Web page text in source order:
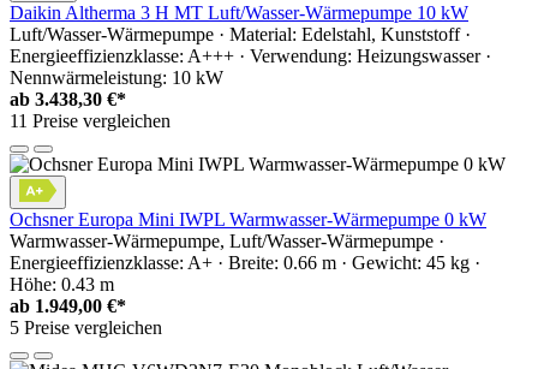
Daikin Altherma 3 H MT Luft/Wasser-Wärmepumpe 10 kW
Luft/Wasser-Wärmepumpe · Material: Edelstahl, Kunststoff ·
Energieeffizienzklasse: A+++ · Verwendung: Heizungswasser ·
Nennwärmeleistung: 10 kW
ab 3.438,30 €*
11 Preise vergleichen
Ochsner Europa Mini IWPL Warmwasser-Wärmepumpe 0 kW
Warmwasser-Wärmepumpe, Luft/Wasser-Wärmepumpe ·
Energieeffizienzklasse: A+ · Breite: 0.66 m · Gewicht: 45 kg ·
Höhe: 0.43 m
ab 1.949,00 €*
5 Preise vergleichen